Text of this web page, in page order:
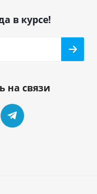
в курсе!
на связи